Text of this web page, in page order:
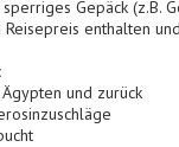
Gepäck
enthalten
und zurück